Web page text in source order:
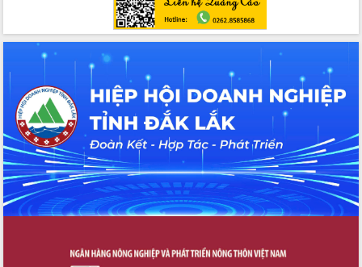
Chủ tịch UBND tỉnh Tạ Anh Tuấn thăm,
chúc mừng các bệnh viện nhân Ngày
Thầy thuốc Việt Nam
Rộn ràng lễ hội truyền thống Sông
nước Đà Nông lần thứ I năm 2026
Kỳ họp Chuyên đề lần thứ Năm, HĐND
tỉnh Đắk Lắk thông qua các nghị quyết
quan trọng
Thống nhất danh sách giới thiệu ứng
cử đại biểu Quốc hội khoá XVI và đại
biểu HĐND tỉnh Đắk Lắk, nhiệm kỳ
trọng trong kỷ nguyên mới